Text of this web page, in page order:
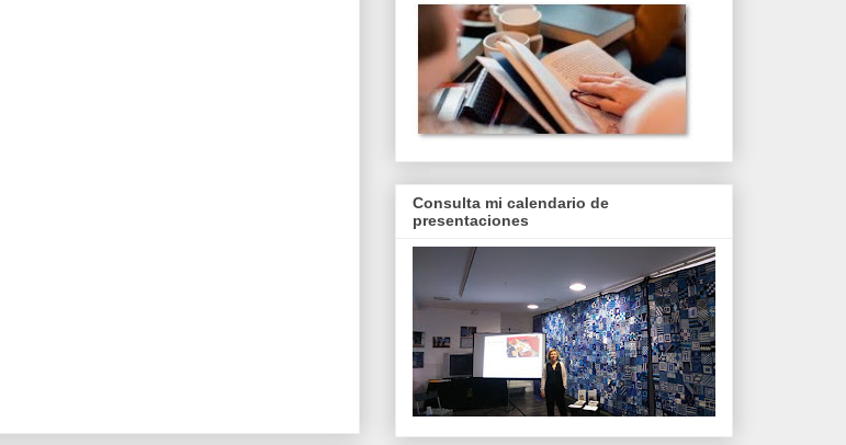
Consulta mi calendario de
presentaciones